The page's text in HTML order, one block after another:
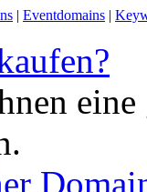
| Eventdomains |